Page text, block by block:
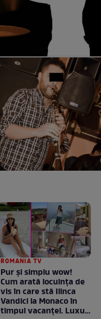
ROMANIA TV
Pur și simplu wow!
Cum arată locuința de
vis în care stă Ilinca
Vandici la Monaco în
timpul vacanței. Luxul